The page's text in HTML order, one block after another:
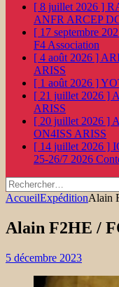
[ 8 juillet 2026 ]
ANFR ARCEP
[ 17 septembre
F4 Association
[ 4 août 2026 ]
ARISS
[ 1 août 2026 ]
[ 21 juillet 2026 ]
ARISS
[ 20 juillet 2026 ]
ON4ISS ARISS
[ 14 juillet 2026 ]
25-26/7 2026
Rechercher :
AccueilExpéditionAlain
Alain F2HE /
5 décembre 2023